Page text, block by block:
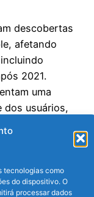
tecnologias como
do dispositivo. O
processar dados
descobertas
afetando
2021.
uma
dos usuários,